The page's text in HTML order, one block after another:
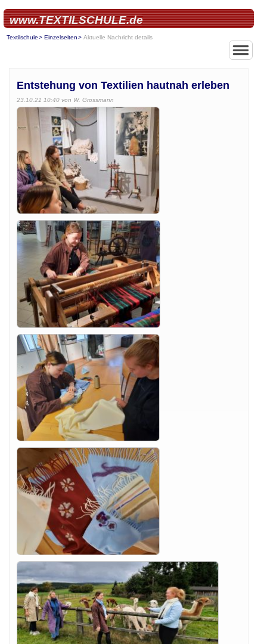
www.TEXTILSCHULE.de
Textilschule Einzelseiten Aktuelle Nachricht details
Entstehung von Textilien hautnah erleben
23.10.21 10:40 von W. Grossmann